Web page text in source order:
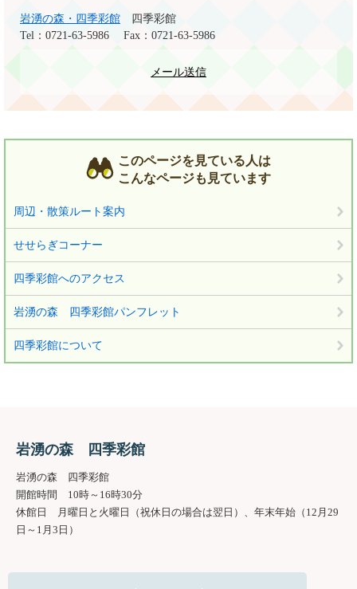
岩湧の森・四季彩館
四季彩館
Tel：0721-63-5986
Fax：0721-63-5986
メール送信
このページを見ている人は
こんなページも見ています
周辺・散策ルート案内
せせらぎコーナー
四季彩館へのアクセス
岩湧の森 四季彩館パンフレット
四季彩館について
岩湧の森 四季彩館
岩湧の森 四季彩館
開館時間 10時～16時30分
休館日 月曜日と火曜日（祝休日の場合は翌日）、年末年始（12月29
日～1月3日）